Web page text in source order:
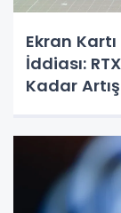
Ekran
İddiası:
Kadar